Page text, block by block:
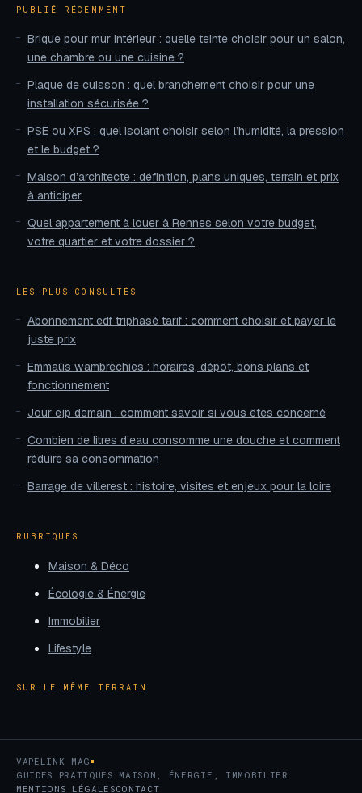
PUBLIÉ RÉCEMMENT
Brique pour mur intérieur : quelle teinte choisir pour un salon,
une chambre ou une cuisine ?
Plaque de cuisson : quel branchement choisir pour une
installation sécurisée ?
PSE ou XPS : quel isolant choisir selon l’humidité, la pression
et le budget ?
Maison d’architecte : définition, plans uniques, terrain et prix
à anticiper
Quel appartement à louer à Rennes selon votre budget,
votre quartier et votre dossier ?
LES PLUS CONSULTÉS
Abonnement edf triphasé tarif : comment choisir et payer le
juste prix
Emmaüs wambrechies : horaires, dépôt, bons plans et
fonctionnement
Jour ejp demain : comment savoir si vous êtes concerné
Combien de litres d’eau consomme une douche et comment
réduire sa consommation
Barrage de villerest : histoire, visites et enjeux pour la loire
RUBRIQUES
Maison & Déco
Écologie & Énergie
Immobilier
Lifestyle
SUR LE MÊME TERRAIN
VAPELINK MAG
GUIDES PRATIQUES MAISON, ÉNERGIE, IMMOBILIER
MENTIONS LÉGALESCONTACT